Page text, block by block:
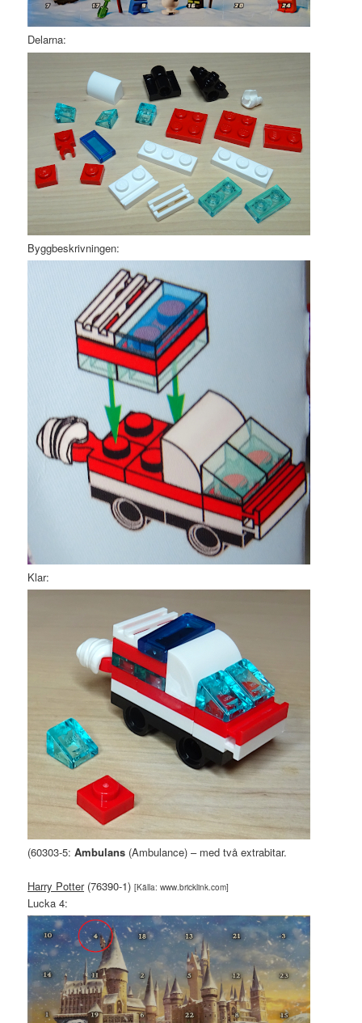
Delarna:
Byggbeskrivningen:
Klar:
(60303-5:Ambulans (Ambulance) – med två extrabitar.
Harry Potter(76390-1)[Källa: www.bricklink.com]
Lucka 4: